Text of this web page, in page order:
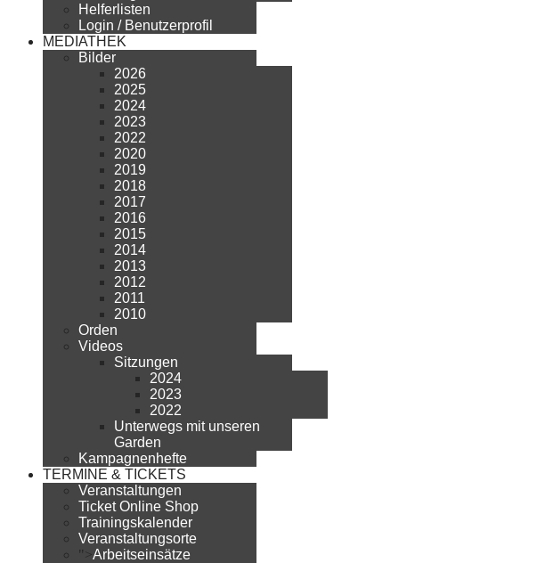
Helferlisten
Login / Benutzerprofil
MEDIATHEK
Bilder
2026
2025
2024
2023
2022
2020
2019
2018
2017
2016
2015
2014
2013
2012
2011
2010
Orden
Videos
Sitzungen
2024
2023
2022
Unterwegs mit unseren
Garden
Kampagnenhefte
TERMINE & TICKETS
Veranstaltungen
Ticket Online Shop
Trainingskalender
Veranstaltungsorte
">Arbeitseinsätze